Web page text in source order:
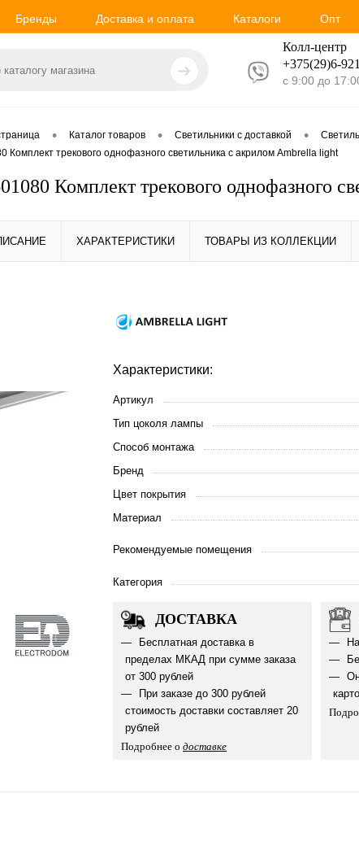
Бренды Доставка и оплата Каталоги Опт
Колл-центр
+375(29)6-
с 9:00 до
• Каталог товаров • Светильники с доставкой •
Комплект трекового однофазного светильника с акрилом Ambrella light
Комплект трекового однофазного
ХАРАКТЕРИСТИКИ ТОВАРЫ ИЗ КОЛЛЕКЦИИ
Характеристики:
Артикул
Тип цоколя лампы
Способ монтажа
Бренд
Цвет покрытия
Материал
Рекомендуемые помещения
Категория
ДОСТАВКА
Бесплатная доставка в
пределах МКАД при сумме заказа
от 300 рублей
При заказе до 300 рублей
стоимость доставки составляет 20
рублей
Подробнее о доставке